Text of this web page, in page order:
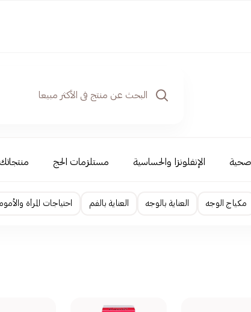
الإنفلونزا والحساسية مستلزمات الحج
مكياج الوجه العناية بالوجه العناية بالفم احتياجات المرأة